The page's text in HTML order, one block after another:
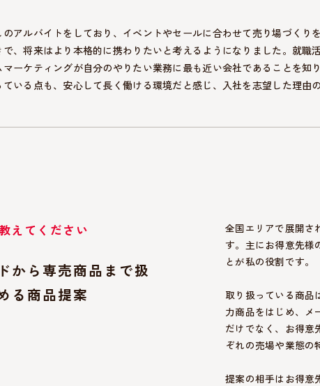
アルバイトをしており、イベントやセールに合わせて売り場づくり
、将来はより本格的に携わりたいと考えるようになりました。就
ーケティングが自分のやりたい業務に最も近い会社であることを
いる点も、安心して長く働ける環境だと感じ、入社を志望した理由の
えてください
から専売商品まで扱
る商品提案
全国エリアで展開さ
す。主にお得意先様
とが私の役割です。
取り扱っている商品
力商品をはじめ、メ
だけでなく、お得意
ぞれの売場や業態の
提案の相手はお得意